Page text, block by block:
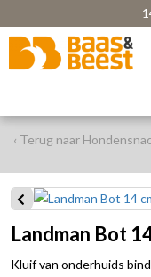
‹ Terug naar
Landman Bot
Kluif van onderhuids